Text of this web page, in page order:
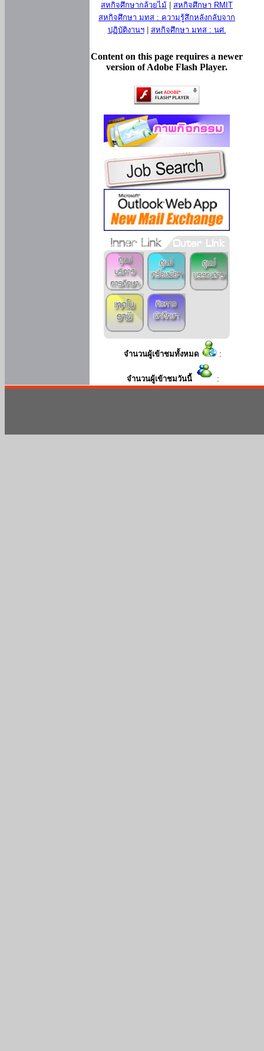
สหกิจศึกษากล้วยไม้
สหกิจศึกษา RMIT
สหกิจศึกษา มทส : ความรู้สึกหลังกลับจาก
ปฏิบัติงานฯ| สหกิจศึกษา มทส : นศ.
Content on this page requires a newer
version of Adobe Flash Player.
จำนวนผู้เข้าชมทั้งหมด :
จำนวนผู้เข้าชมวันนี้ :